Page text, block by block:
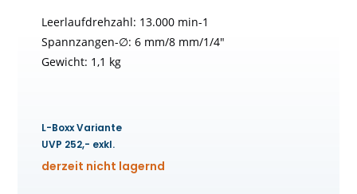
Leerlaufdrehzahl: 13.000 min-1
Spannzangen-∅: 6 mm/8 mm/1/4″
Gewicht: 1,1 kg
L-Boxx Variante
UVP 252,- exkl.
derzeit nicht lagernd